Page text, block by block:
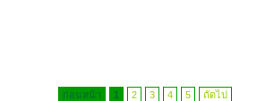
ก่อนหน้า 1 2 3 4 5 ถัดไป